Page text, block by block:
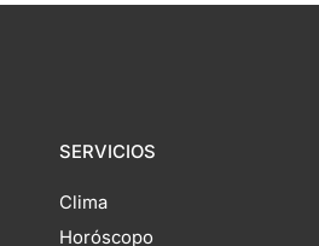
SERVICIOS
Clima
Horóscopo